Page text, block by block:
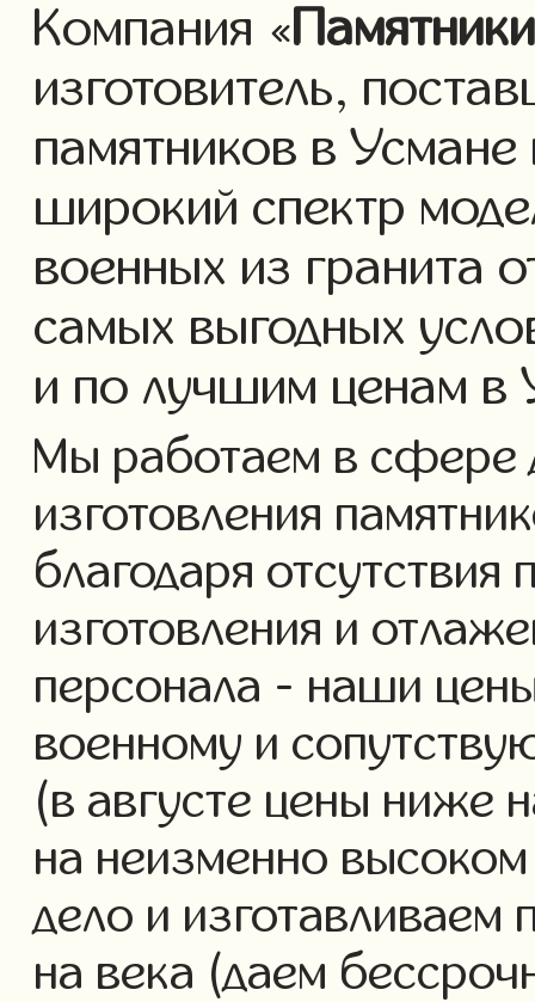
Компания «Памятники
изготовитель,
памятников в
широкий спектр
военных из гранита
самых выгодных
и по лучшим ценам в
Мы работаем в сфере
изготовления
благодаря отсутствия
изготовления и
персонала - наши
военному и
(в августе цены ниже
на неизменно
дело и изготавливаем
на века (даем